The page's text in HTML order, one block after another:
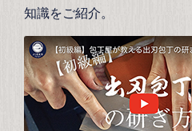
知識をご紹介。